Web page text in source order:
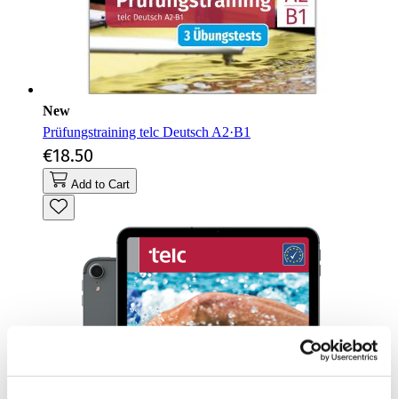
New
Prüfungstraining telc Deutsch A2·B1
€18.50
Add to Cart